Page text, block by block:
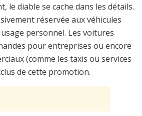
le diable se cache dans les détails.
réservée aux véhicules
personnel. Les voitures
pour entreprises ou encore
(comme les taxis ou services
de cette promotion.